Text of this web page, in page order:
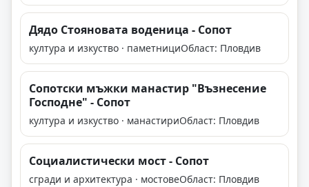
Дядо Стояновата воденица - Сопот
култура и изкуство · паметнициОбласт: Пловдив
Сопотски мъжки манастир "Възнесение
Господне" - Сопот
култура и изкуство · манастириОбласт: Пловдив
Социалистически мост - Сопот
сгради и архитектура · мостовеОбласт: Пловдив